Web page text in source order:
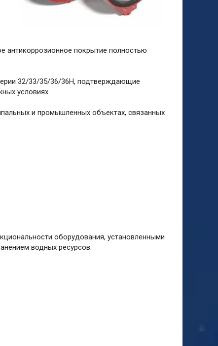
антикоррозионное покрытие полностью
32/33/35/36/36H, подтверждающие
условиях.
и промышленных объектах, связанных
оборудования, установленными
водных ресурсов.